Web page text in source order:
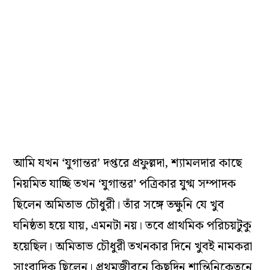
আমি যখন ‘যুগান্তর’ দপ্তরে প্রফুল্লদা, শ্যামলদার কাছে
নিয়মিত যাচ্ছি তখন ‘যুগান্তর’ পত্রিকার যুগ্ম সম্পাদক
ছিলেন অমিতাভ চৌধুরী। তাঁর সঙ্গে তক্ষুনি যে খুব
ঘনিষ্ঠতা হয়ে যায়, এমনটা নয়। তবে প্রাথমিক পরিচয়টুকু
হয়েছিল। অমিতাভ চৌধুরী তখনকার দিনে খুবই নামকরা